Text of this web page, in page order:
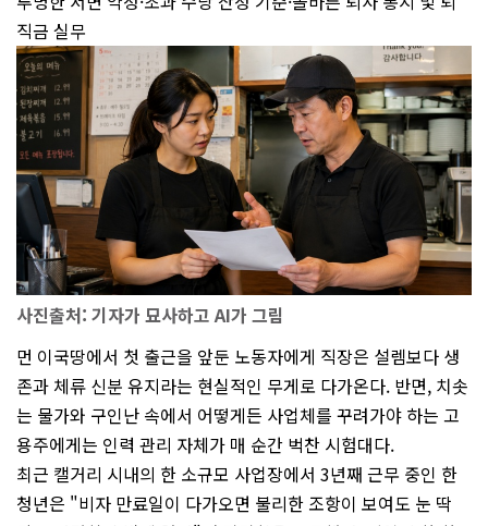
직금 실무
사진출처: 기자가 묘사하고 AI가 그림
먼 이국땅에서 첫 출근을 앞둔 노동자에게 직장은 설렘보다 생
존과 체류 신분 유지라는 현실적인 무게로 다가온다. 반면, 치솟
는 물가와 구인난 속에서 어떻게든 사업체를 꾸려가야 하는 고
용주에게는 인력 관리 자체가 매 순간 벅찬 시험대다.
최근 캘거리 시내의 한 소규모 사업장에서 3년째 근무 중인 한
청년은 "비자 만료일이 다가오면 불리한 조항이 보여도 눈 딱